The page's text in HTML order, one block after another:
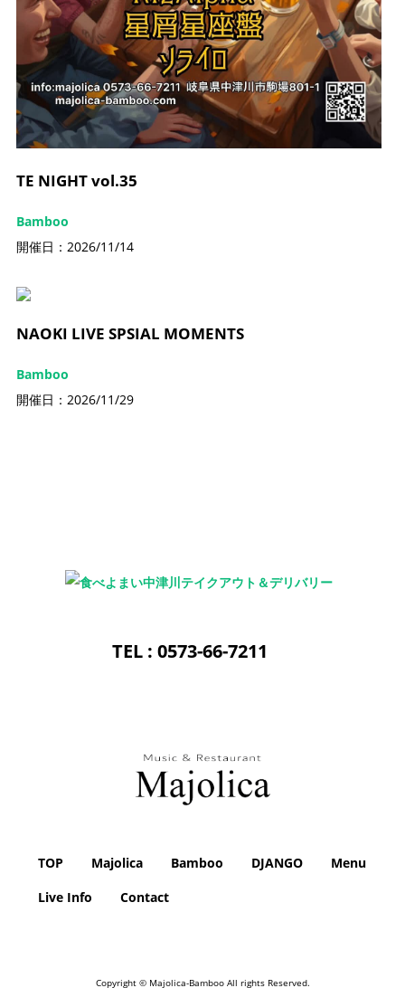
TE NIGHT vol.35
Bamboo
開催日：2026/11/14
NAOKI LIVE SPSIAL MOMENTS
Bamboo
開催日：2026/11/29
0573-66-7211
TOP Majolica Bamboo DJANGO
Menu
Live Info
Contact
Copyright © Majolica-Bamboo All rights Reserved.